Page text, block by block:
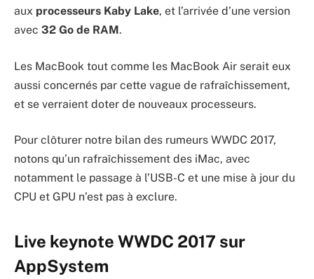
aux processeurs Kaby Lake, et l’arrivée d’une version
avec 32 Go de RAM.
Les MacBook tout comme les MacBook Air serait eux
aussi concernés par cette vague de rafraîchissement,
et se verraient doter de nouveaux processeurs.
Pour clôturer notre bilan des rumeurs WWDC 2017,
notons qu’un rafraîchissement des iMac, avec
notamment le passage à l’USB-C et une mise à jour du
CPU et GPU n’est pas à exclure.
Live keynote WWDC 2017 sur
AppSystem